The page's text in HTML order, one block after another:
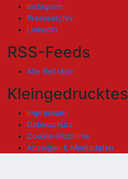
Instagram
Pressearchiv
LinkedIn
RSS-Feeds
Alle Beiträge
Kleingedrucktes
Impressum
Datenschutz
Cookie-Richtlinie
Anzeigen & Mediadaten